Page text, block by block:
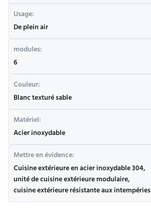
Usage:
De plein air
modules:
6
Couleur:
Blanc texturé sable
Matériel:
Acier inoxydable
Mettre en évidence:
Cuisine extérieure en acier inoxydable 304,
unité de cuisine extérieure modulaire,
cuisine extérieure résistante aux intempéries